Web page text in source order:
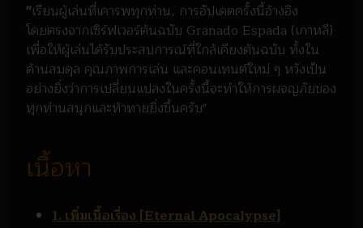
"เรียนผู้เล่นที่เคารพทุกท่าน, การอัปเดตครั้งนี้อ้างอิง
โดยตรงจากเซิร์ฟเวอร์ต้นฉบับ Granado Espada (เกาหลี)
เพื่อให้ผู้เล่นได้รับประสบการณ์ที่ใกล้เคียงต้นฉบับ ทั้งใน
ด้านสมดุล คุณภาพการเล่น และคอนเทนต์ใหม่ ๆ หวังเป็น
อย่างยิ่งว่าการเปลี่ยนแปลงในครั้งนี้จะทำให้การผจญภัยของ
ทุกท่านสนุกและท้าทายยิ่งขึ้นครับ"
เนื้อหา
1. เพิ่มเนื้อเรื่อง [Eternal Apocalypse]